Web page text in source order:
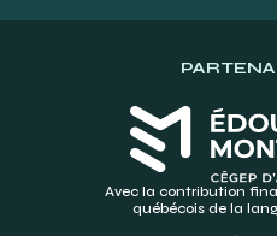
Avec la contribution
québécois de la